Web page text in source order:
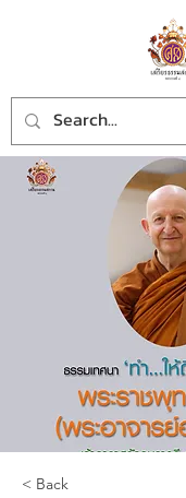
< Back